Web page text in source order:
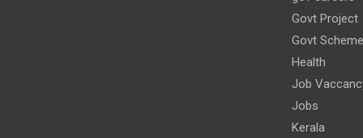
Govt Project
Govt
Health
Job
Jobs
Kerala